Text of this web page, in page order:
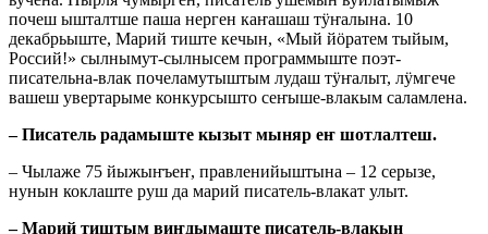
почеш ышталтше паша нерген каҥашаш тӱҥалына. 10
декабрьыште, Марий тиште кечын, «Мый йӧратем тыйым,
Россий!» сылнымут-сылнысем программыште поэт-
писательна-влак почеламутыштым лудаш тӱҥалыт, лӱмгече
вашеш увертарыме конкурсышто сеҥыше-влакым саламлена.
– Писатель радамыште кызыт мыняр еҥ шотлалтеш.
– Чылаже 75 йыжыҥъеҥ, правленийыштына – 12 серызе,
нунын коклаште руш да марий писатель-влакат улыт.
– Марий тиштым виҥдымаште писатель-влакын